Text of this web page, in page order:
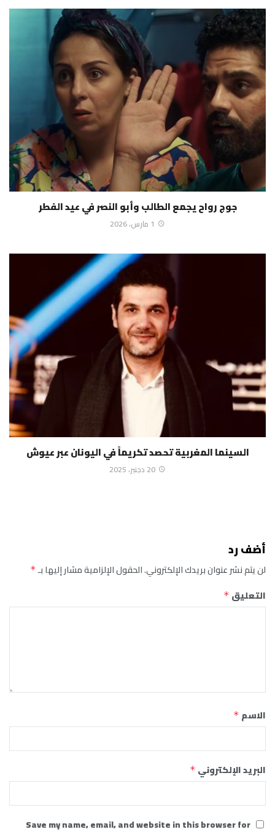
جوج رواح يجمع الطالب وأبو النصر في عيد الفطر
1 مارس، 2026
السينما المغربية تحصد تكريماً في اليونان عبر عيوش
20 دجنبر، 2025
أضف رد
لن يتم نشر عنوان بريدك الإلكتروني.الحقول الإلزامية مشار إليها بـ*
التعليق *
الاسم *
البريد الإلكتروني *
Save my name, email, and website in this browser for